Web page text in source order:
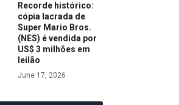
Recorde histórico:
cópia lacrada de
Super Mario Bros.
(NES) é vendida por
US$ 3 milhões em
leilão
June 17, 2026